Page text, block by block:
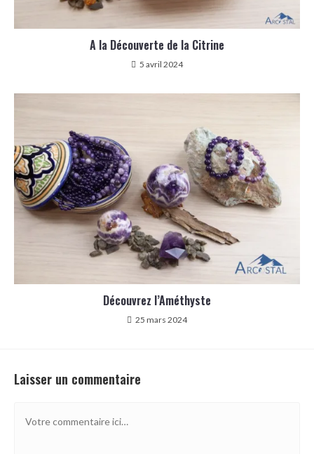
A la Découverte de la Citrine
5 avril 2024
Découvrez l’Améthyste
25 mars 2024
Laisser un commentaire